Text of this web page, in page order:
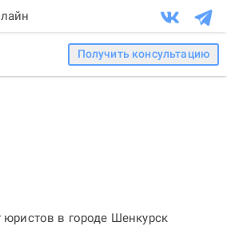
Получить консультацию
в городе Шенкурск